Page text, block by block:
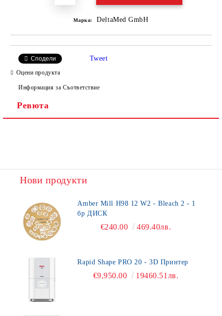
Марка: DeltaMed GmbH
Сподели Tweet
Оцени продукта
Информация за Съответствие
Ревюта
Нови продукти
Amber Mill H98 12 W2 - Bleach 2 - 1
бр ДИСК
€240.00 469.40лв.
Rapid Shape PRO 20 - 3D Принтер
€9,950.00 19460.51лв.